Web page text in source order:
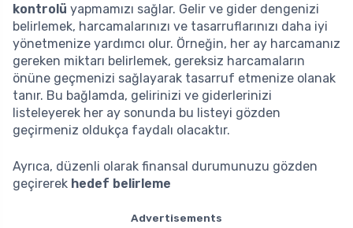
kontrolü yapmamızı sağlar. Gelir ve gider dengenizi
belirlemek, harcamalarınızı ve tasarruflarınızı daha iyi
yönetmenize yardımcı olur. Örneğin, her ay harcamanız
gereken miktarı belirlemek, gereksiz harcamaların
önüne geçmenizi sağlayarak tasarruf etmenize olanak
tanır. Bu bağlamda, gelirinizi ve giderlerinizi
listeleyerek her ay sonunda bu listeyi gözden
geçirmeniz oldukça faydalı olacaktır.
Ayrıca, düzenli olarak finansal durumunuzu gözden
geçirerek hedef belirleme
Advertisements